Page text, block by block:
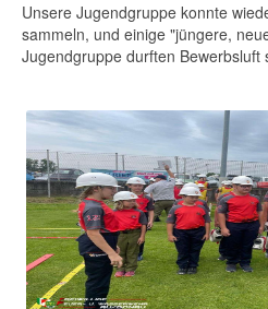
Unsere Jugendgruppe konnte
sammeln, und einige "jüngere,
Jugendgruppe durften Bewerbsluft